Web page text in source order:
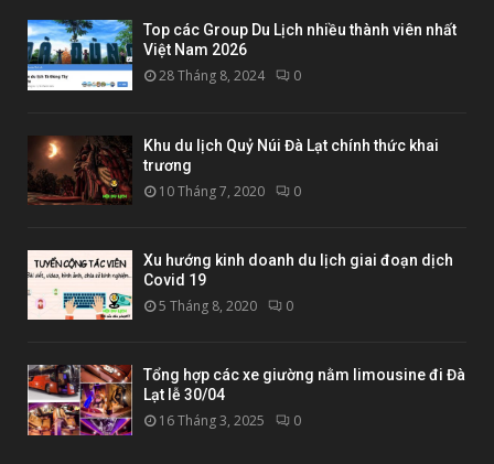
Top các Group Du Lịch nhiều thành viên nhất
Việt Nam 2026
28 Tháng 8, 2024 0
Khu du lịch Quỷ Núi Đà Lạt chính thức khai
trương
10 Tháng 7, 2020 0
Xu hướng kinh doanh du lịch giai đoạn dịch
Covid 19
5 Tháng 8, 2020 0
Tổng hợp các xe giường nằm limousine đi Đà
Lạt lễ 30/04
16 Tháng 3, 2025 0